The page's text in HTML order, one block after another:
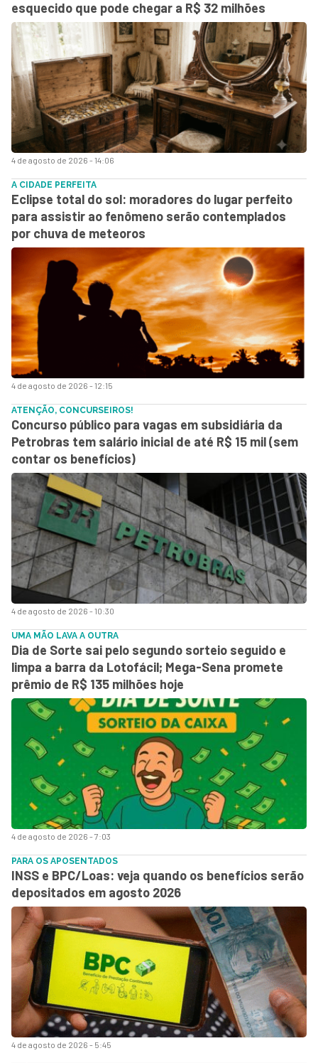
4 de agosto de 2026 - 14:06
esquecido que pode chegar a R$ 32 milhões
4 de agosto de 2026 - 12:15
A CIDADE PERFEITA
Eclipse total do sol: moradores do lugar perfeito
para assistir ao fenômeno serão contemplados
por chuva de meteoros
4 de agosto de 2026 - 10:30
ATENÇÃO, CONCURSEIROS!
Concurso público para vagas em subsidiária da
Petrobras tem salário inicial de até R$ 15 mil (sem
contar os benefícios)
4 de agosto de 2026 - 7:03
UMA MÃO LAVA A OUTRA
Dia de Sorte sai pelo segundo sorteio seguido e
limpa a barra da Lotofácil; Mega-Sena promete
prêmio de R$ 135 milhões hoje
4 de agosto de 2026 - 5:45
PARA OS APOSENTADOS
INSS e BPC/Loas: veja quando os benefícios serão
depositados em agosto 2026